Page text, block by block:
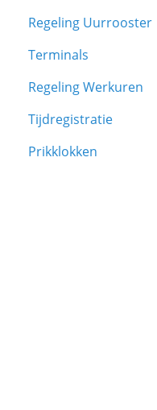
Regeling Uurrooster
Terminals
Regeling Werkuren
Tijdregistratie
Prikklokken